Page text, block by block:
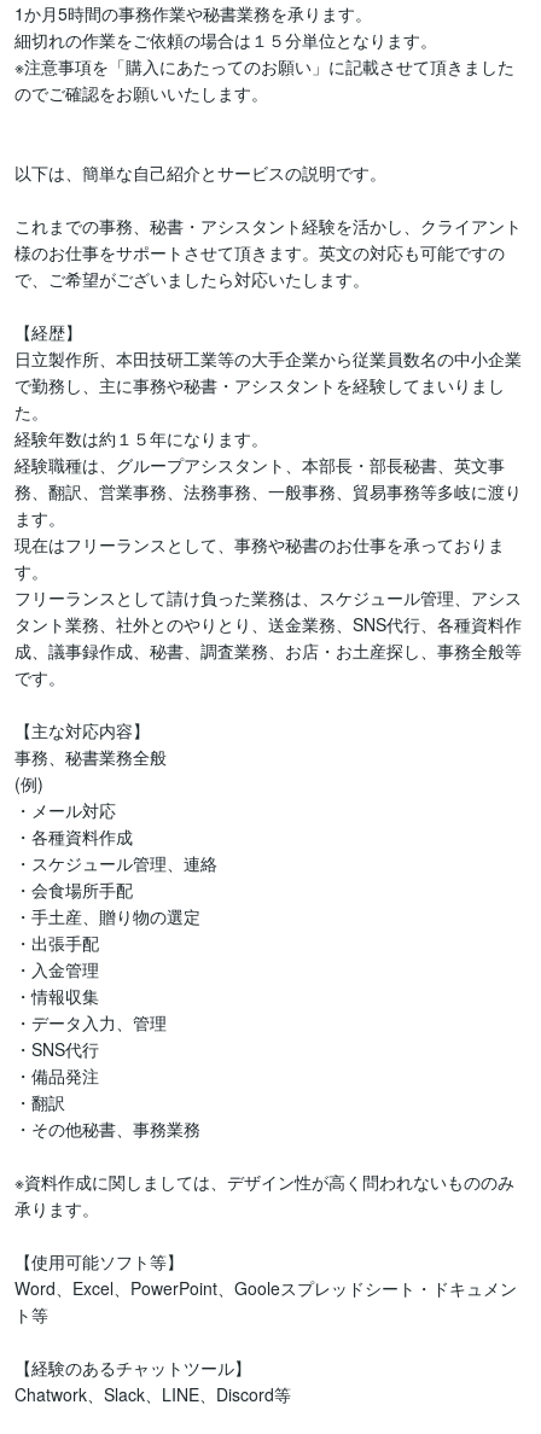
1か月5時間の事務作業や秘書業務を承ります。
細切れの作業をご依頼の場合は１５分単位となります。
※注意事項を「購入にあたってのお願い」に記載させて頂きました
のでご確認をお願いいたします。
以下は、簡単な自己紹介とサービスの説明です。
これまでの事務、秘書・アシスタント経験を活かし、クライアント
様のお仕事をサポートさせて頂きます。英文の対応も可能ですの
で、ご希望がございましたら対応いたします。
【経歴】
日立製作所、本田技研工業等の大手企業から従業員数名の中小企業
で勤務し、主に事務や秘書・アシスタントを経験してまいりまし
た。
経験年数は約１５年になります。
経験職種は、グループアシスタント、本部長・部長秘書、英文事
務、翻訳、営業事務、法務事務、一般事務、貿易事務等多岐に渡り
ます。
現在はフリーランスとして、事務や秘書のお仕事を承っておりま
す。
フリーランスとして請け負った業務は、スケジュール管理、アシス
タント業務、社外とのやりとり、送金業務、SNS代行、各種資料作
成、議事録作成、秘書、調査業務、お店・お土産探し、事務全般等
です。
【主な対応内容】
事務、秘書業務全般
(例)
・メール対応
・各種資料作成
・スケジュール管理、連絡
・会食場所手配
・手土産、贈り物の選定
・出張手配
・入金管理
・情報収集
・データ入力、管理
・SNS代行
・備品発注
・翻訳
・その他秘書、事務業務
※資料作成に関しましては、デザイン性が高く問われないもののみ
承ります。
【使用可能ソフト等】
Word、Excel、PowerPoint、Gooleスプレッドシート・ドキュメン
ト等
【経験のあるチャットツール】
Chatwork、Slack、LINE、Discord等